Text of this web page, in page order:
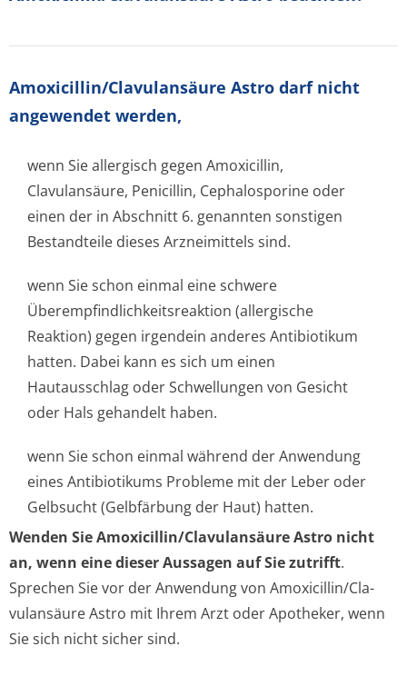
Amoxicillin/Cla­vulansäure Astro darf nicht
angewendet werden,
wenn Sie allergisch gegen Amoxicillin,
Clavulansäure, Penicillin, Cephalosporine oder
einen der in Abschnitt 6. genannten sonstigen
Bestandteile dieses Arzneimittels sind.
wenn Sie schon einmal eine schwere
Überempfindlichke­itsreaktion (allergische
Reaktion) gegen irgendein anderes Antibiotikum
hatten. Dabei kann es sich um einen
Hautausschlag oder Schwellungen von Gesicht
oder Hals gehandelt haben.
wenn Sie schon einmal während der Anwendung
eines Antibiotikums Probleme mit der Leber oder
Gelbsucht (Gelbfärbung der Haut) hatten.
Wenden Sie Amoxicillin/Cla­vulansäure Astro nicht
an, wenn eine dieser Aussagen auf Sie zutrifft.
Sprechen Sie vor der Anwendung von Amoxicillin/Cla­
vulansäure Astro mit Ihrem Arzt oder Apotheker, wenn
Sie sich nicht sicher sind.